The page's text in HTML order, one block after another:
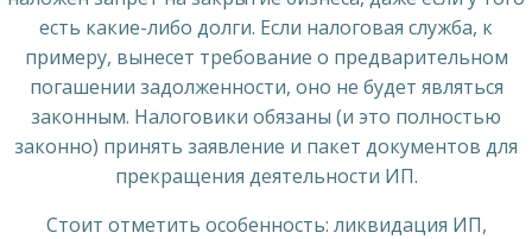
есть какие-либо долги. Если налоговая служба, к
примеру, вынесет требование о предварительном
погашении задолженности, оно не будет являться
законным. Налоговики обязаны (и это полностью
законно) принять заявление и пакет документов для
прекращения деятельности ИП.
Стоит отметить особенность: ликвидация ИП,